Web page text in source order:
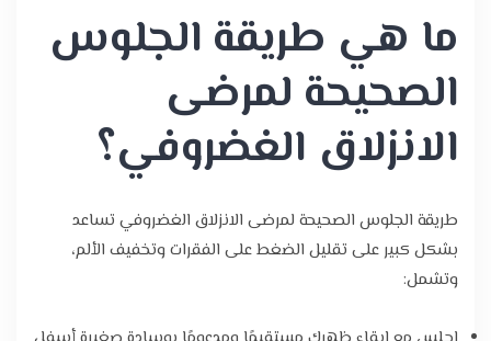
ما هي طريقة الجلوس
الصحيحة لمرضى
الانزلاق الغضروفي؟
طريقة الجلوس الصحيحة لمرضى الانزلاق الغضروفي تساعد
بشكل كبير على تقليل الضغط على الفقرات وتخفيف الألم،
وتشمل: